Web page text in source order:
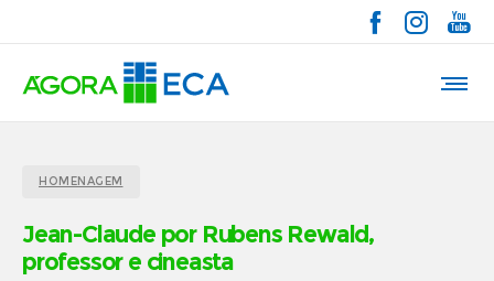
HOMENAGEM
Jean-Claude por Rubens Rewald,
professor e cineasta